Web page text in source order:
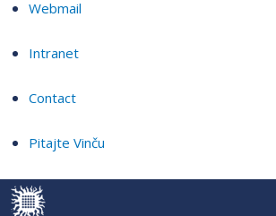
Webmail
Intranet
Contact
Pitajte Vinču